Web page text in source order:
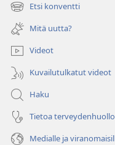
ikkunan)
Etsi konventti
(avaa
uuden
ikkunan)
Mitä uutta?
Videot
Kuvailutulkatut videot
Haku
Tietoa
Medialle ja